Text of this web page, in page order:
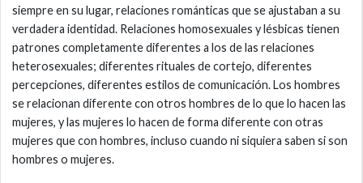
siempre en su lugar, relaciones románticas que se ajustaban a su
verdadera identidad. Relaciones homosexuales y lésbicas tienen
patrones completamente diferentes a los de las relaciones
heterosexuales; diferentes rituales de cortejo, diferentes
percepciones, diferentes estilos de comunicación. Los hombres
se relacionan diferente con otros hombres de lo que lo hacen las
mujeres, y las mujeres lo hacen de forma diferente con otras
mujeres que con hombres, incluso cuando ni siquiera saben si son
hombres o mujeres.